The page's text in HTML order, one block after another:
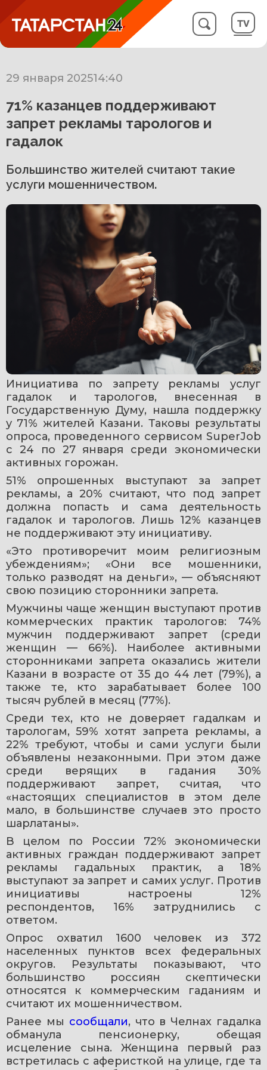
29 января 202514:40
71% казанцев поддерживают
запрет рекламы тарологов и
гадалок
Большинство жителей считают такие
услуги мошенничеством.
Инициатива по запрету рекламы услуг
гадалок и тарологов, внесенная в
Государственную Думу, нашла поддержку
у 71% жителей Казани. Таковы результаты
опроса, проведенного сервисом SuperJob
с 24 по 27 января среди экономически
активных горожан.
51% опрошенных выступают за запрет
рекламы, а 20% считают, что под запрет
должна попасть и сама деятельность
гадалок и тарологов. Лишь 12% казанцев
не поддерживают эту инициативу.
«Это противоречит моим религиозным
убеждениям»; «Они все мошенники,
только разводят на деньги», — объясняют
свою позицию сторонники запрета.
Мужчины чаще женщин выступают против
коммерческих практик тарологов: 74%
мужчин поддерживают запрет (среди
женщин — 66%). Наиболее активными
сторонниками запрета оказались жители
Казани в возрасте от 35 до 44 лет (79%), а
также те, кто зарабатывает более 100
тысяч рублей в месяц (77%).
Среди тех, кто не доверяет гадалкам и
тарологам, 59% хотят запрета рекламы, а
22% требуют, чтобы и сами услуги были
объявлены незаконными. При этом даже
среди верящих в гадания 30%
поддерживают запрет, считая, что
«настоящих специалистов в этом деле
мало, в большинстве случаев это просто
шарлатаны».
В целом по России 72% экономически
активных граждан поддерживают запрет
рекламы гадальных практик, а 18%
выступают за запрет и самих услуг. Против
инициативы настроены 12%
респондентов, 16% затруднились с
ответом.
Опрос охватил 1600 человек из 372
населенных пунктов всех федеральных
округов. Результаты показывают, что
большинство россиян скептически
относятся к коммерческим гаданиям и
считают их мошенничеством.
Ранее мы сообщали, что в Челнах гадалка
обманула пенсионерку, обещая
исцеление сына. Женщина первый раз
встретилась с аферисткой на улице, где та